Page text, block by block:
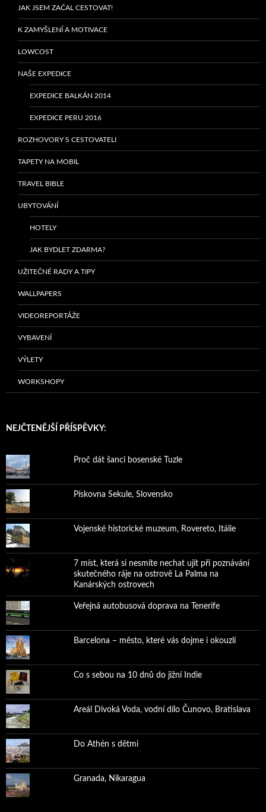
JAK JSEM ZAČAL CESTOVAT!
K ZAMYŠLENÍ A MOTIVACE
LOWCOST
NAŠE EXPEDICE
EXPEDICE BALKÁN 2014
EXPEDICE PERU 2016
ROZHOVORY S CESTOVATELI
TAPETY NA MOBIL
TRAVEL BIBLE
UBYTOVÁNÍ
HOTELY
JAK BYDLET ZDARMA?
UŽITEČNÉ RADY A TIPY
WALLPAPERS
VIDEOREPORTÁŽE
VYBAVENÍ
VÝLETY
WORKSHOPY
NEJČTENĚJŠÍ PŘÍSPĚVKY:
Proč dát šanci bosenské Tuzle
Pískovna Sekule, Slovensko
Vojenské historické muzeum, Rovereto, Itálie
7 míst, která si nesmíte nechat ujít při poznávání
skutečného ráje na ostrově La Palma na
Kanárských ostrovech
Veřejná autobusová doprava na Tenerife
Barcelona – město, které vás dojme i okouzlí
Co s sebou na 10 dnů do jižní Indie
Areál Divoká Voda, vodní dílo Čunovo, Bratislava
Do Athén s dětmi
Granada, Nikaragua